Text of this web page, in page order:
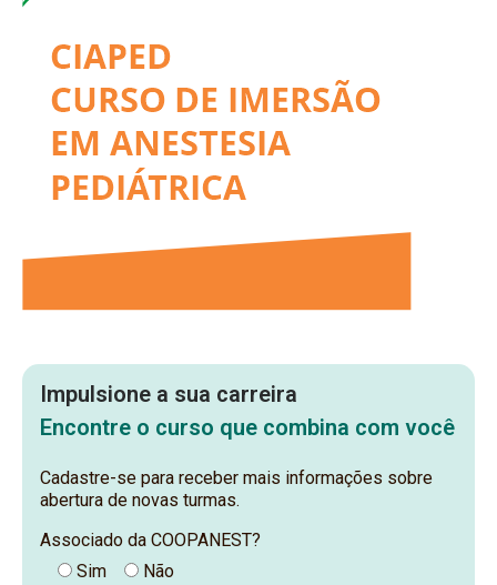
Impulsione a sua carreira
Encontre o curso que combina com você
Cadastre-se para receber mais informações sobre
abertura de novas turmas.
Associado da COOPANEST?
Sim
Não